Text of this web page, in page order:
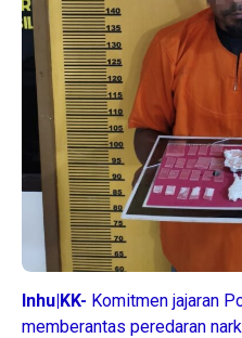
Inhu|KK- Komitmen jajaran
memberantas peredaran